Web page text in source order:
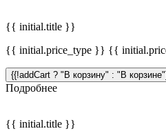
{{ initial.title }}
{{ initial.price_type }} {{
{{!addCart ? "В корзину" : "В
Подробнее
{{ initial.title }}